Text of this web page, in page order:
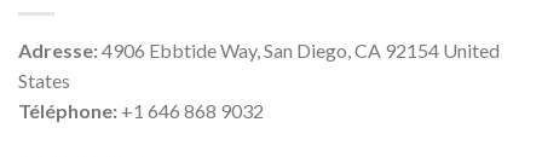
Adresse:4906 Ebbtide Way, San Diego, CA 92154 United
States
Téléphone: +1 646 868 9032